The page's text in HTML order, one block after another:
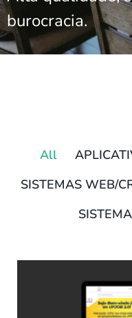
burocracia.
All
SISTEMAS WEB/